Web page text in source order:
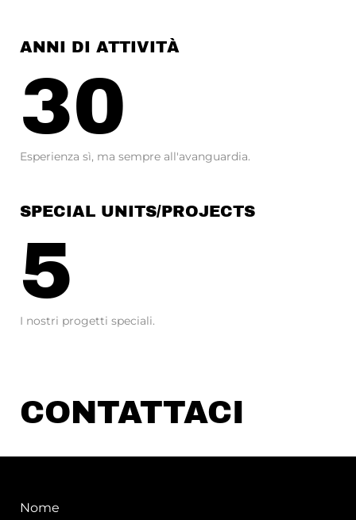
ANNI DI ATTIVITÀ
30
Esperienza sì, ma sempre all'avanguardia.
SPECIAL UNITS/PROJECTS
5
I nostri progetti speciali.
CONTATTACI